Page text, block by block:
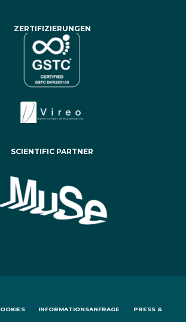
ZERTIFIZIERUNGEN
SCIENTIFIC PARTNER
INFORMATIONSANFRAGE PRESS &